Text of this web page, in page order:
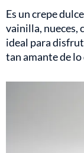
Es un crepe
vainilla, nueces,
ideal para
tan amante de lo